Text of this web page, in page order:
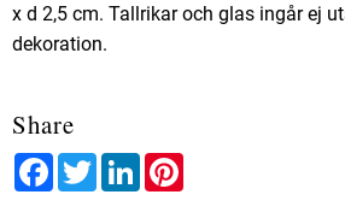
x d 2,5 cm. Tallrikar och glas ingår ej
dekoration.
Share
FacebookTwitterLinkedIn